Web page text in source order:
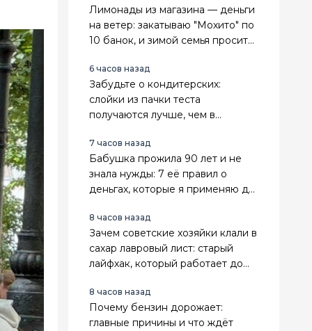
Лимонады из магазина — деньги
на ветер: закатываю "Мохито" по
10 банок, и зимой семья просит
6 часов назад
Забудьте о кондитерских:
слойки из пачки теста
получаются лучше, чем в
7 часов назад
Бабушка прожила 90 лет и не
знала нужды: 7 её правил о
деньгах, которые я применяю до
8 часов назад
Зачем советские хозяйки клали в
сахар лавровый лист: старый
лайфхак, который работает до
8 часов назад
Почему бензин дорожает:
главные причины и что ждёт